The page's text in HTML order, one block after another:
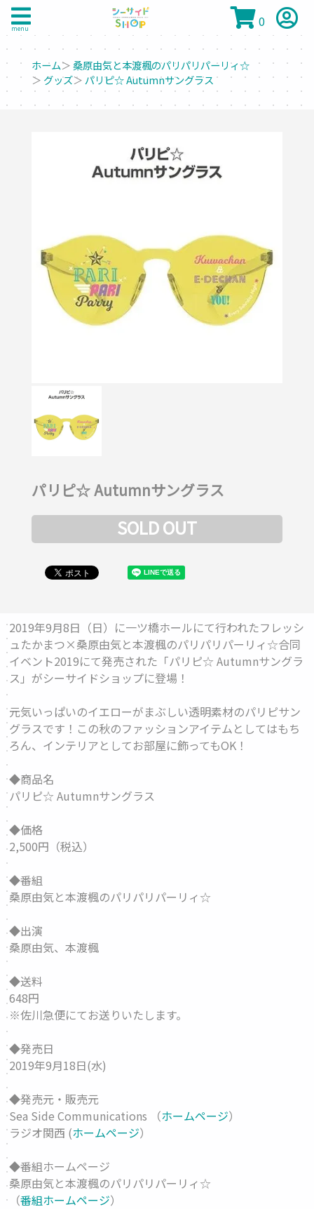
menu 0
ホーム＞桑原由気と本渡楓のパリパリパーリィ☆
＞ グッズ＞ パリピ☆ Autumnサングラス
パリピ☆ Autumnサングラス
SOLD OUT
2019年9月8日（日）に一ツ橋ホールにて行われたフレッシ
ュたかまつ×桑原由気と本渡楓のパリパリパーリィ☆合同
イベント2019にて発売された「パリピ☆ Autumnサングラ
ス」がシーサイドショップに登場！
元気いっぱいのイエローがまぶしい透明素材のパリピサン
グラスです！この秋のファッションアイテムとしてはもち
ろん、インテリアとしてお部屋に飾ってもOK！
◆商品名
パリピ☆ Autumnサングラス
◆価格
2,500円（税込）
◆番組
桑原由気と本渡楓のパリパリパーリィ☆
◆出演
桑原由気、本渡楓
◆送料
648円
※佐川急便にてお送りいたします。
◆発売日
2019年9月18日(水)
◆発売元・販売元
Sea Side Communications （ホームページ）
ラジオ関西 (ホームページ）
◆番組ホームページ
桑原由気と本渡楓のパリパリパーリィ☆
（番組ホームページ）